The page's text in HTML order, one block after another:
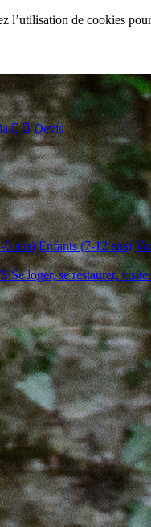
l’utilisation de cookies
Devis
6 ans) Enfants (7-12 ans)
Se loger, se restaurer,